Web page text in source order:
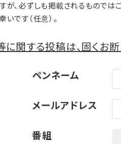
、必ずしも掲載されるものでは
です（任意）。
する投稿は、固くお断
ペンネーム
メールアドレス
番組